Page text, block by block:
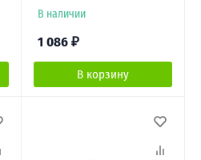
В наличии
1 086 ₽
В корзину